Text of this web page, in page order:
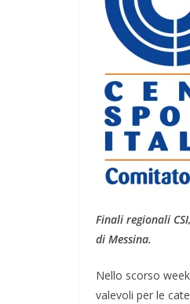
Finali regionali
di Messina.
Nello scorso
valevoli per le